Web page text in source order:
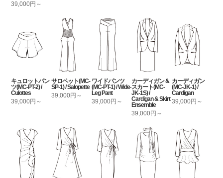
39,000円～
キュロットパン
ツ(MC-PT-2) /
Culottes
39,000円～
サロペット(MC-
SP-1) / Salopette
39,000円～
ワイドパンツ
(MC-PT-1) / Wide-
Leg Pant
39,000円～
カーディガン＆
スカート(MC-
JK-1S) /
Cardigan & Skirt
Ensemble
39,000円～
カーディガン
(MC-JK-1) /
Cardigan
39,000円～